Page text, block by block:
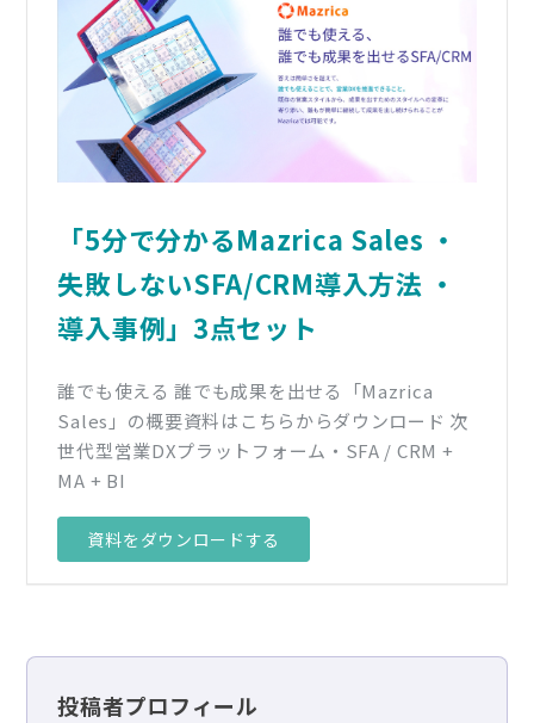
「5分で分かるMazrica Sales ・
失敗しないSFA/CRM導入方法 ・
導入事例」3点セット
誰でも使える 誰でも成果を出せる「Mazrica
Sales」の概要資料はこちらからダウンロード 次
世代型営業DXプラットフォーム・SFA / CRM +
MA + BI
資料をダウンロードする
投稿者プロフィール